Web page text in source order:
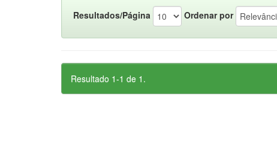
Resultados/Página Ordenar por
Resultado 1-1 de 1.